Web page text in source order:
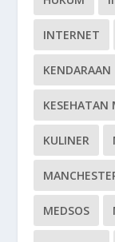
INTERNET
KENDARAAN
KESEHATAN
KULINER
MEDSOS